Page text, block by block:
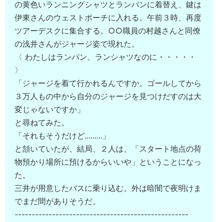
の黄色いランニングシャツとランパンに着替え、鍵は
伊東さんのウェストポーチに入れる。午前３時、再度
ツアーデスクに集合する。○○職員の村越さんと同僚
の浅井さんがジャージ姿で現れた。
〈 わたしはランパン、ランシャツなのに・・・・・
〉
「ジャージを着て行かれるんですか。ゴールしてから
３万人もの中から自分のジャージを見つけだすのは大
変じゃないですか」
と尋ねてみた。
「それもそうだけど.........」
と頷いていたが、結局、２人は、「スタート地点の荷
物預かり場所に預けるからいいや」ということになっ
た。
三井が用意したバスに乗り込む。外は暗闇で夜明けま
でまだ間がありそうだ。
---------------------------------------------------